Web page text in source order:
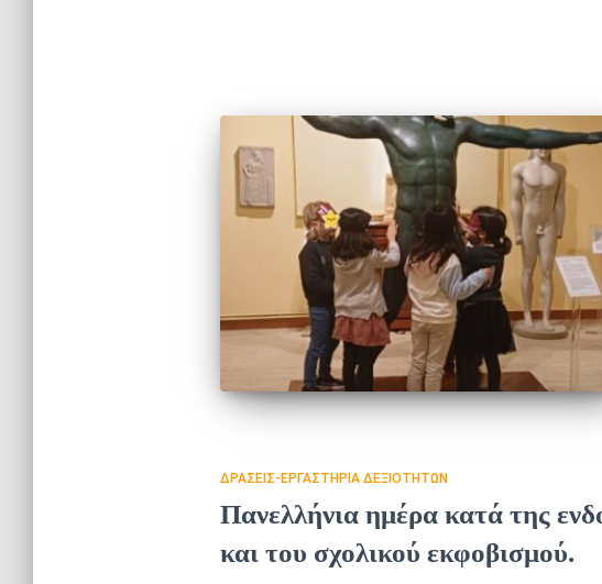
ΔΡΆΣΕΙΣ-ΕΡΓΑΣΤΉΡΙΑ ΔΕΞΙΟΤΉΤΩΝ
Πανελλήνια ημέρα κατά της
και του σχολικού εκφοβισμού.